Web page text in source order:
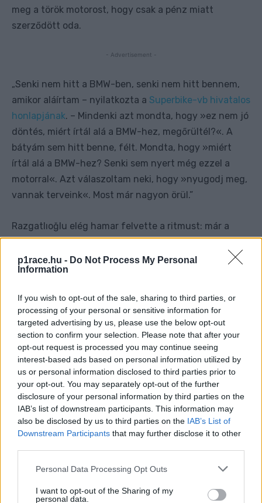
p1race.hu - Do Not Process My Personal
Information
If you wish to opt-out of the sale, sharing to third parties, or
processing of your personal or sensitive information for
targeted advertising by us, please use the below opt-out
section to confirm your selection. Please note that after your
opt-out request is processed you may continue seeing
interest-based ads based on personal information utilized by
us or personal information disclosed to third parties prior to
your opt-out. You may separately opt-out of the further
disclosure of your personal information by third parties on the
IAB’s list of downstream participants. This information may
also be disclosed by us to third parties on the IAB’s List of
Downstream Participants that may further disclose it to other
Please note that this website/app uses one or more Google
not limited to your visit or usage behaviour. You may click to
Personal Data Processing Opt Outs
I want to opt-out of the Sharing of my
personal data.
meg a török motorost, hogy csak a pénz miatt
szerződött oda.
- Advertisement -
„Senki nem hitt a BMW-ben, senki nem hitt bennem,
amikor aláírtam – nyilatkozta a Superbike-vb hivatalos
honlapjának. – Mindenki azt mondta, hogy »ez nem jó
döntés, miért írtál alá a BMW-hez, megőrültél?«. A
bátyám sem hitt benne, félt. Mondta, hogy »miért
írtál alá a BMW-hez? Senki sem nyert még ezzel a
motorral«. Azt válaszoltam neki, hogy »nyugodj meg,
vannak terveink«. Most már nagyon örül.”
Razgatlıoğlu elég hamar felvette a ritmust: már a
Phillip Island-i Superpole versenyen meglett az első
dobogó, majd Montmelóban kétszer is nyerni tudott.
Az asseni második futamon pedig a széria
zsinórban tizenhárom viadalt nyert meg. „Amikor
Misanóban meglett a mesterhármas, mentálisan
tökéletes állapotban voltam – magyarázta. – Aztán
újra és újra tripláztam, mivel minden
versenyhétvégén egyre nyugodtabb voltam.”
Elképzelhető, hogy Magny-Cours-ban így is, úgy is
véget ért volna a menetelés, hiszen Razgatlıoğlu soha
nem volt igazán erős esőben, de ezt már soha nem
kiderült, légmellet kapott, így nemcsak a